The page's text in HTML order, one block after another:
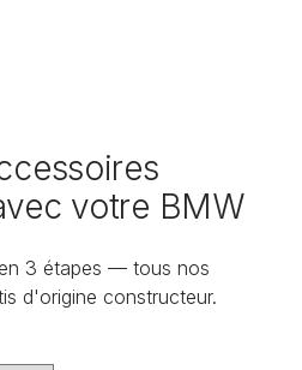
votre BMW
3 étapes — tous nos
d'origine constructeur.